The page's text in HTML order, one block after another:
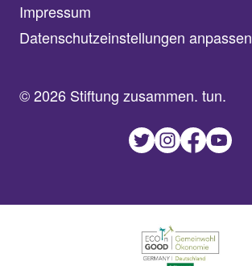
Impressum
Datenschutzeinstellungen anpassen
© 2026 Stiftung zusammen. tun.